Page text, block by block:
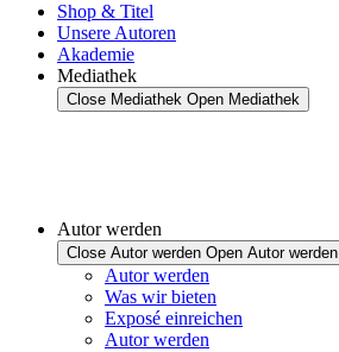
Shop & Titel
Unsere Autoren
Akademie
Mediathek
Close Mediathek Open Mediathek
Autor werden
Close Autor werden Open Autor werden
Autor werden
Was wir bieten
Exposé einreichen
Autor werden